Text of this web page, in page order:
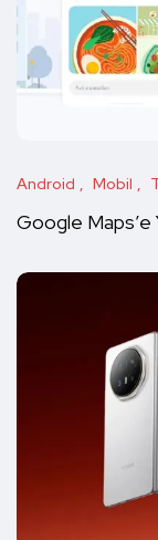
Android Mobil
Google Maps’e